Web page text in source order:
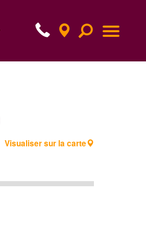
Visualiser sur la carte